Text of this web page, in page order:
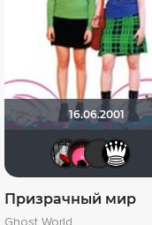
16.06.2001
Призрачный мир
Ghost World